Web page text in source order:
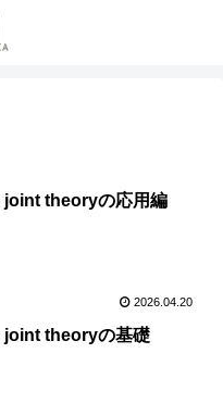
theoryの応用編
2026.04.20
theoryの基礎